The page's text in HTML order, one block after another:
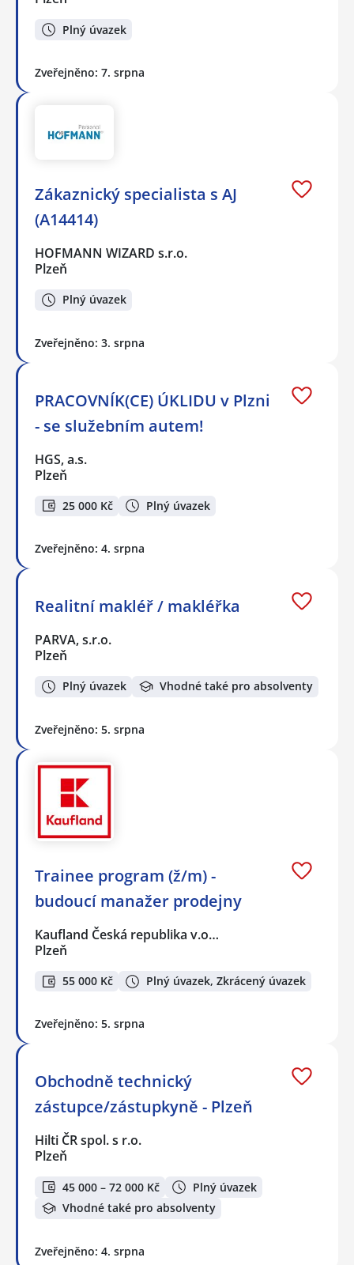
Plný úvazek
Zveřejněno: 7. srpna
Zákaznický specialista s AJ
(A14414)
HOFMANN WIZARD s.r.o.
Plzeň
Plný úvazek
Zveřejněno: 3. srpna
PRACOVNÍK(CE) ÚKLIDU v Plzni
- se služebním autem!
HGS, a.s.
Plzeň
25 000 Kč Plný úvazek
Zveřejněno: 4. srpna
Realitní makléř / makléřka
PARVA, s.r.o.
Plzeň
Plný úvazek Vhodné také pro absolventy
Zveřejněno: 5. srpna
Trainee program (ž/m) -
budoucí manažer prodejny
Kaufland Česká republika v.o…
Plzeň
55 000 Kč Plný úvazek, Zkrácený úvazek
Zveřejněno: 5. srpna
Obchodně technický
zástupce/zástupkyně - Plzeň
Hilti ČR spol. s r.o.
Plzeň
45 000 – 72 000 Kč
Plný úvazek
Vhodné také pro absolventy
Zveřejněno: 4. srpna